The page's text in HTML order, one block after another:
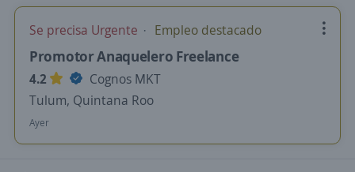
Se precisa Urgente Empleo destacado
Promotor Anaquelero Freelance
4.2
Cognos MKT
Tulum, Quintana Roo
Ayer